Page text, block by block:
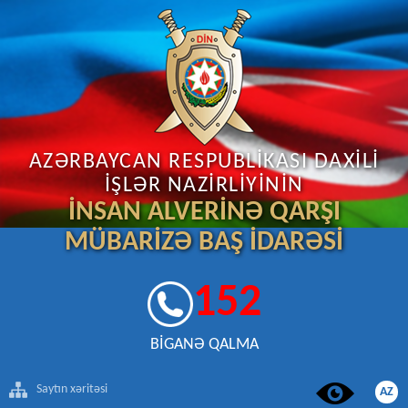
AZƏRBAYCAN RESPUBLİKASI DAXİLİ
İŞLƏR NAZİRLİYİNİN
İNSAN ALVERİNƏ QARŞI
MÜBARİZƏ BAŞ İDARƏSİ
152
BİGANƏ QALMA
Saytın xəritəsi AZ